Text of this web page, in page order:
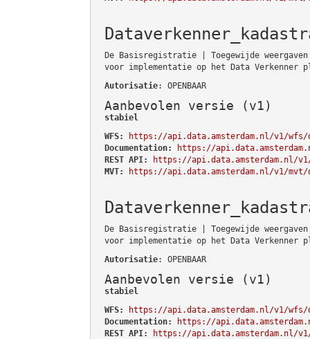
De Basisregistratie | Toegewijde
voor implementatie op het Data Verkenner
Autorisatie: OPENBAAR
Aanbevolen versie (v1)
stabiel
WFS:
https://api.data.amsterdam.nl/v1/wfs/
Documentation:
https://
REST API:
https://api.data.amsterdam.nl/
MVT:
https://api.data.amsterdam.nl/v1/
De Basisregistratie | Toegewijde
voor implementatie op het Data Verkenner
Autorisatie: OPENBAAR
Aanbevolen versie (v1)
stabiel
WFS:
https://api.data.amsterdam.nl/v1/wfs/
Documentation:
https://
REST API:
https://api.data.amsterdam.nl/